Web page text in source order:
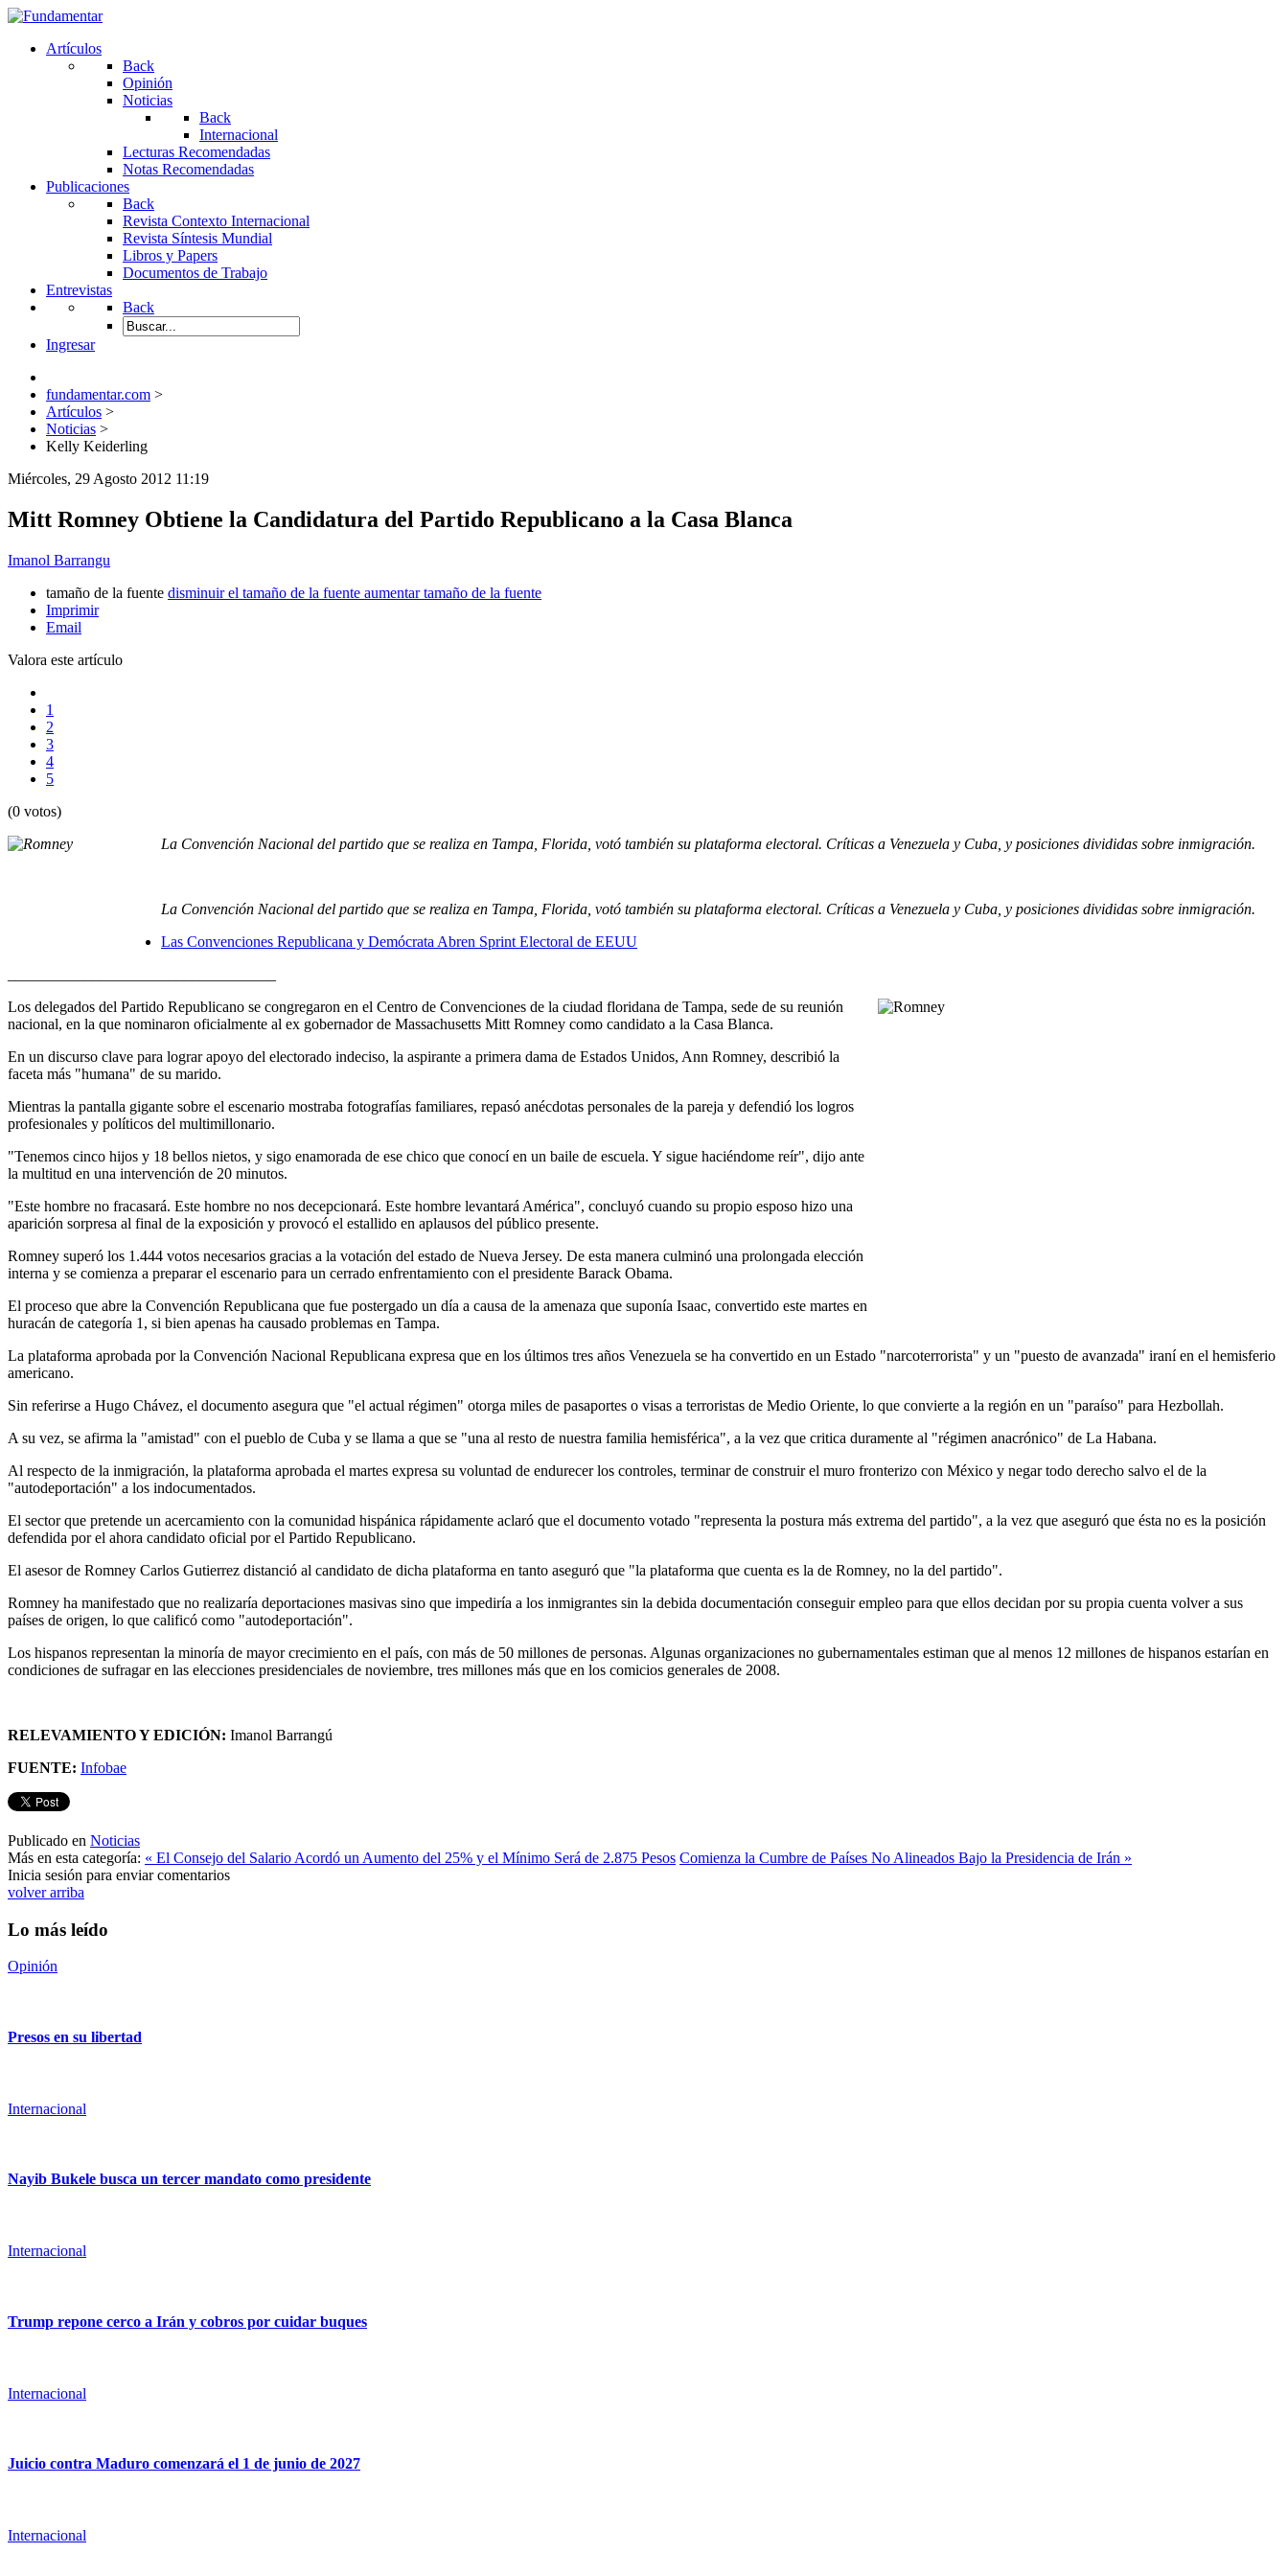
Artículos
Back
Opinión
Noticias
Back
Internacional
Lecturas Recomendadas
Notas Recomendadas
Publicaciones
Back
Revista Contexto Internacional
Revista Síntesis Mundial
Libros y Papers
Documentos de Trabajo
Entrevistas
Back
Ingresar
fundamentar.com >
Artículos >
Noticias >
Kelly Keiderling
Miércoles, 29 Agosto 2012 11:19
Mitt Romney Obtiene la Candidatura del Partido Republicano a la Casa Blanca
Imanol Barrangu
tamaño de la fuente disminuir el tamaño de la fuente aumentar tamaño de la fuente
Imprimir
Email
Valora este artículo
1
2
3
4
5
(0 votos)
La Convención Nacional del partido que se realiza en Tampa, Florida, votó también su plataforma electoral. Críticas a Venezuela y Cuba, y posiciones divididas sobre inmigración.
La Convención Nacional del partido que se realiza en Tampa, Florida, votó también su plataforma electoral. Críticas a Venezuela y Cuba, y posiciones divididas sobre inmigración.
Las Convenciones Republicana y Demócrata Abren Sprint Electoral de EEUU
Los delegados del Partido Republicano se congregaron en el Centro de Convenciones de la ciudad floridana de Tampa, sede de su reunión
nacional, en la que nominaron oficialmente al ex gobernador de Massachusetts Mitt Romney como candidato a la Casa Blanca.
En un discurso clave para lograr apoyo del electorado indeciso, la aspirante a primera dama de Estados Unidos, Ann Romney, describió la
faceta más "humana" de su marido.
Mientras la pantalla gigante sobre el escenario mostraba fotografías familiares, repasó anécdotas personales de la pareja y defendió los logros
profesionales y políticos del multimillonario.
"Tenemos cinco hijos y 18 bellos nietos, y sigo enamorada de ese chico que conocí en un baile de escuela. Y sigue haciéndome reír", dijo ante
la multitud en una intervención de 20 minutos.
"Este hombre no fracasará. Este hombre no nos decepcionará. Este hombre levantará América", concluyó cuando su propio esposo hizo una
aparición sorpresa al final de la exposición y provocó el estallido en aplausos del público presente.
Romney superó los 1.444 votos necesarios gracias a la votación del estado de Nueva Jersey. De esta manera culminó una prolongada elección
interna y se comienza a preparar el escenario para un cerrado enfrentamiento con el presidente Barack Obama.
El proceso que abre la Convención Republicana que fue postergado un día a causa de la amenaza que suponía Isaac, convertido este martes en
huracán de categoría 1, si bien apenas ha causado problemas en Tampa.
La plataforma aprobada por la Convención Nacional Republicana expresa que en los últimos tres años Venezuela se ha convertido en un Estado "narcoterrorista" y un "puesto de avanzada" iraní en el hemisferio
americano.
Sin referirse a Hugo Chávez, el documento asegura que "el actual régimen" otorga miles de pasaportes o visas a terroristas de Medio Oriente, lo que convierte a la región en un "paraíso" para Hezbollah.
A su vez, se afirma la "amistad" con el pueblo de Cuba y se llama a que se "una al resto de nuestra familia hemisférica", a la vez que critica duramente al "régimen anacrónico" de La Habana.
Al respecto de la inmigración, la plataforma aprobada el martes expresa su voluntad de endurecer los controles, terminar de construir el muro fronterizo con México y negar todo derecho salvo el de la
"autodeportación" a los indocumentados.
El sector que pretende un acercamiento con la comunidad hispánica rápidamente aclaró que el documento votado "representa la postura más extrema del partido", a la vez que aseguró que ésta no es la posición
defendida por el ahora candidato oficial por el Partido Republicano.
El asesor de Romney Carlos Gutierrez distanció al candidato de dicha plataforma en tanto aseguró que "la plataforma que cuenta es la de Romney, no la del partido".
Romney ha manifestado que no realizaría deportaciones masivas sino que impediría a los inmigrantes sin la debida documentación conseguir empleo para que ellos decidan por su propia cuenta volver a sus
países de origen, lo que calificó como "autodeportación".
Los hispanos representan la minoría de mayor crecimiento en el país, con más de 50 millones de personas. Algunas organizaciones no gubernamentales estiman que al menos 12 millones de hispanos estarían en
condiciones de sufragar en las elecciones presidenciales de noviembre, tres millones más que en los comicios generales de 2008.
RELEVAMIENTO Y EDICIÓN: Imanol Barrangú
FUENTE: Infobae
Publicado en Noticias
Más en esta categoría: « El Consejo del Salario Acordó un Aumento del 25% y el Mínimo Será de 2.875 Pesos Comienza la Cumbre de Países No Alineados Bajo la Presidencia de Irán »
Inicia sesión para enviar comentarios
volver arriba
Lo más leído
Opinión
Presos en su libertad
Internacional
Nayib Bukele busca un tercer mandato como presidente
Internacional
Trump repone cerco a Irán y cobros por cuidar buques
Internacional
Juicio contra Maduro comenzará el 1 de junio de 2027
Internacional